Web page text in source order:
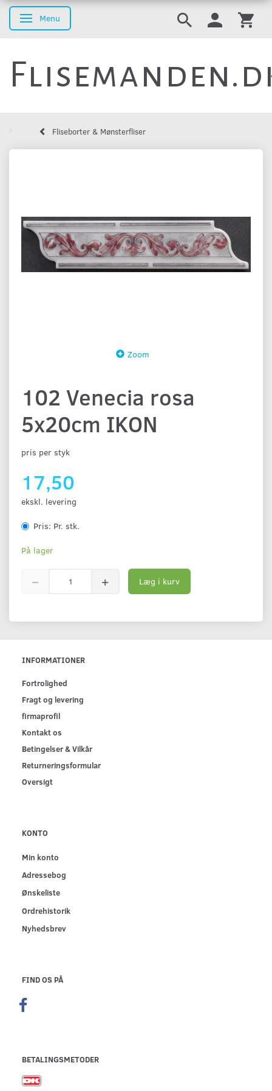
Skifte navigation
Menu
Fliseborter & Mønsterfliser
Zoom
102 Venecia rosa
5x20cm IKON
pris per styk
17,50
ekskl. levering
Pris: Pr. stk.
På lager
Læg i kurv
INFORMATIONER
Fortrolighed
Fragt og levering
firmaprofil
Kontakt os
Betingelser & Vilkår
Returneringsformular
Oversigt
KONTO
Min konto
Adressebog
Ønskeliste
Ordrehistorik
Nyhedsbrev
FIND OS PÅ
BETALINGSMETODER